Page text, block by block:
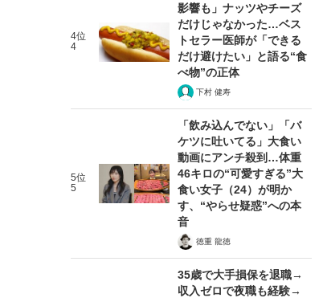
4位
4
影響も」ナッツやチーズ
だけじゃなかった…ベス
トセラー医師が「できる
だけ避けたい」と語る“食
べ物”の正体
下村 健寿
5位
5
「飲み込んでない」「バ
ケツに吐いてる」大食い
動画にアンチ殺到…体重
46キロの“可愛すぎる”大
食い女子（24）が明か
す、“やらせ疑惑”への本
音
徳重 龍徳
35歳で大手損保を退職→
収入ゼロで夜職も経験→